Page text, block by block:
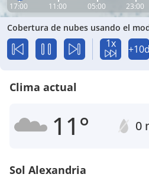
17:00 11:00 05:00 23:00
Cobertura de nubes usando el
1x +10d
Clima actual
11° 0
Sol Alexandria